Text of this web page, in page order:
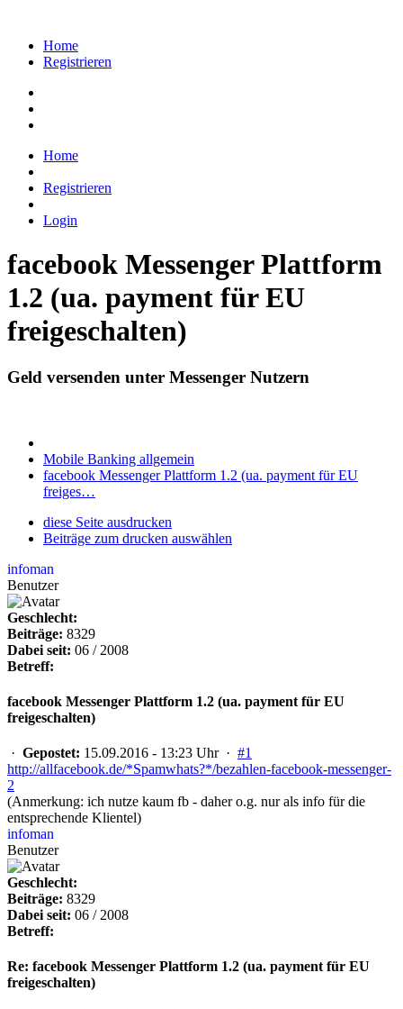
Home
Registrieren
Home
Registrieren
Login
facebook Messenger Plattform
1.2 (ua. payment für EU
freigeschalten)
Geld versenden unter Messenger Nutzern
Mobile Banking allgemein
facebook Messenger Plattform 1.2 (ua. payment für EU
freiges…
diese Seite ausdrucken
Beiträge zum drucken auswählen
infoman
Benutzer
Geschlecht:
Beiträge: 8329
Dabei seit: 06 / 2008
Betreff:
facebook Messenger Plattform 1.2 (ua. payment für EU
freigeschalten)
· Gepostet: 15.09.2016 - 13:23 Uhr · #1
http://allfacebook.de/*Spamwhats?*/bezahlen-facebook-messenger-
2
(Anmerkung: ich nutze kaum fb - daher o.g. nur als info für die
entsprechende Klientel)
infoman
Benutzer
Geschlecht:
Beiträge: 8329
Dabei seit: 06 / 2008
Betreff:
Re: facebook Messenger Plattform 1.2 (ua. payment für EU
freigeschalten)